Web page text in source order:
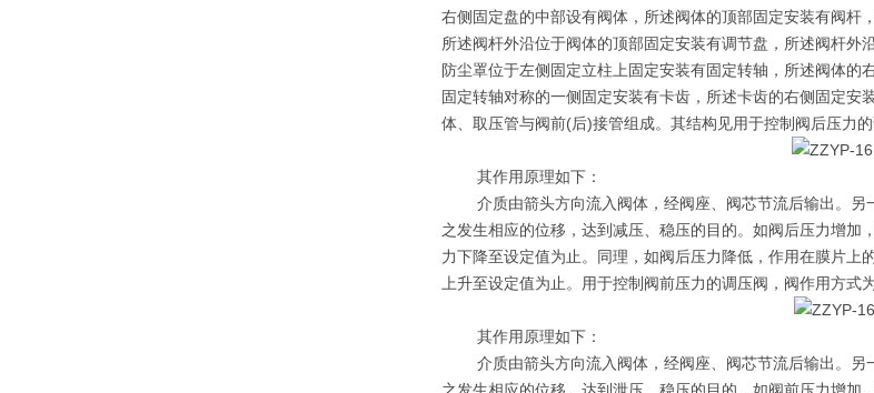
右侧固定盘的中部设有阀体，所述阀体的顶部固定安装有阀杆
所述阀杆外沿位于阀体的顶部固定安装有调节盘，所述阀杆
防尘罩位于左侧固定立柱上固定安装有固定转轴，所述阀体
固定转轴对称的一侧固定安装有卡齿，所述卡齿的右侧固定安
体、取压管与阀前(后)接管组成。其结构见用于控制阀后压力
其作用原理如下：
介质由箭头方向流入阀体，经阀座、阀芯节流后输出。另
之发生相应的位移，达到减压、稳压的目的。如阀后压力增
力下降至设定值为止。同理，如阀后压力降低，作用在膜片
上升至设定值为止。
用于控制阀前压力的调压阀，阀作用方式
其作用原理如下：
介质由箭头方向流入阀体，经阀座、阀芯节流后输出。另